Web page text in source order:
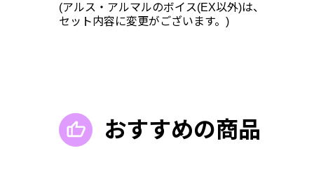
(アルス・アルマルのボイス(EX以外)は、
セット内容に変更がございます。)
おすすめの商品